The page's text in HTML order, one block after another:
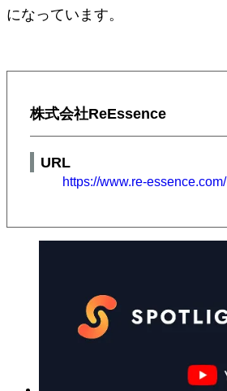
になっています。
株式会社ReEssence
URL
https://www.re-essence.com/